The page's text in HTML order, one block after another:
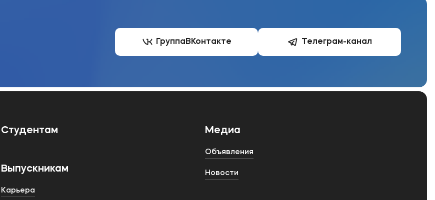
Группа ВКонтакте Телеграм-канал
Студентам
Выпускникам
Карьера
Медиа
Объявления
Новости